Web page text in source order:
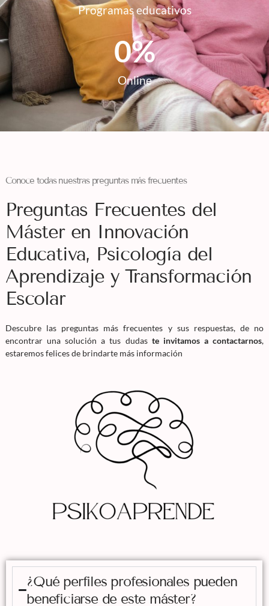
Programas educativos
Online
0%
Conoce todas nuestras preguntas más frecuentes
Preguntas Frecuentes del
Máster en Innovación
Educativa, Psicología del
Aprendizaje y Transformación
Escolar
Descubre las preguntas más frecuentes y sus respuestas, de no
encontrar una solución a tus dudas te invitamos a contactarnos,
estaremos felices de brindarte más información
¿Qué perfiles profesionales pueden
beneficiarse de este máster?